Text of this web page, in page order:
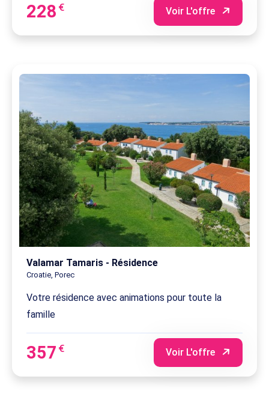
228 € Voir L'offre
Valamar Tamaris - Résidence
Croatie, Porec
Votre résidence avec animations pour toute la
famille
357 € Voir L'offre